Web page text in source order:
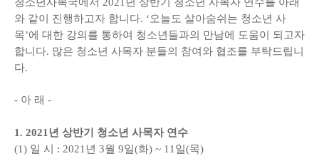
와 같이 진행하고자 합니다. ‘오늘도 살아숨쉬는 청소년 사
목’에 대한 강의를 통하여 청소년들과의 만남에 도움이 되고자
합니다. 많은 청소년 사목자 분들의 참여와 협조를 부탁드립니
다.
- 아 래 -
1. 2021 년 상반기 청소년 사목자 연수
(1) 일 시 : 2021 년 3월 9일(화) ~ 11 일(목)